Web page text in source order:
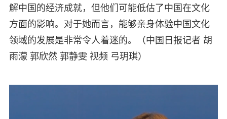
解中国的经济成就，但他们可能低估了中国在文化
方面的影响。对于她而言，能够亲身体验中国文化
领域的发展是非常令人着迷的。（中国日报记者 胡
雨濛 郭欣然 郭静雯 视频 弓玥琪）